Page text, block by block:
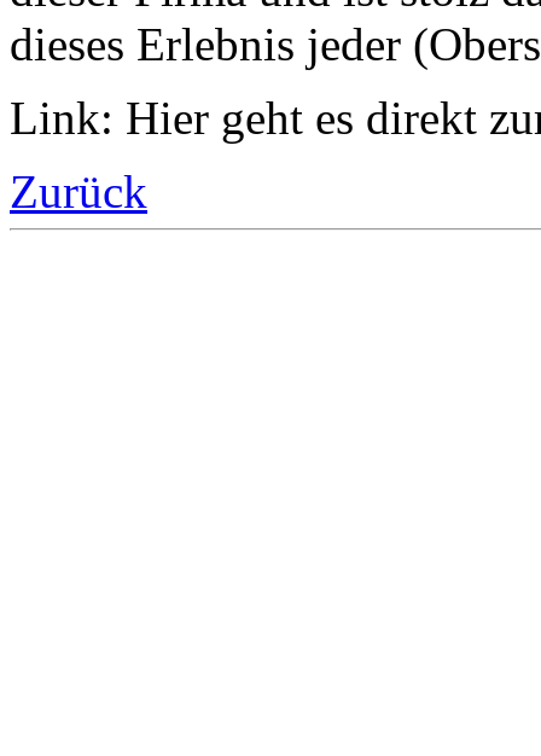
dieses Erlebnis jeder
Link: Hier geht es direkt
Zurück